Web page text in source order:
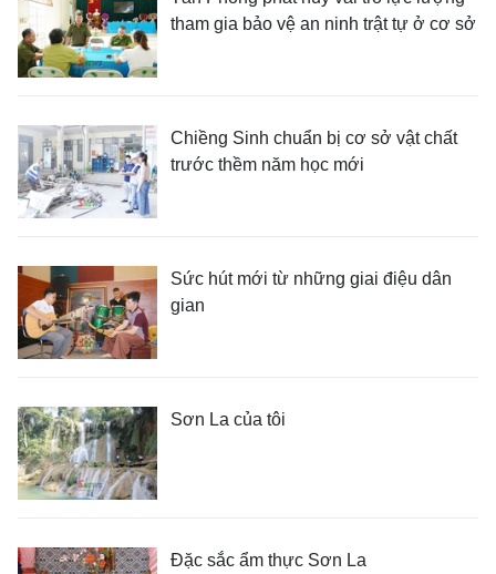
tham gia bảo vệ an ninh trật tự ở cơ sở
Chiềng Sinh chuẩn bị cơ sở vật chất
trước thềm năm học mới
Sức hút mới từ những giai điệu dân
gian
Sơn La của tôi
Đặc sắc ẩm thực Sơn La